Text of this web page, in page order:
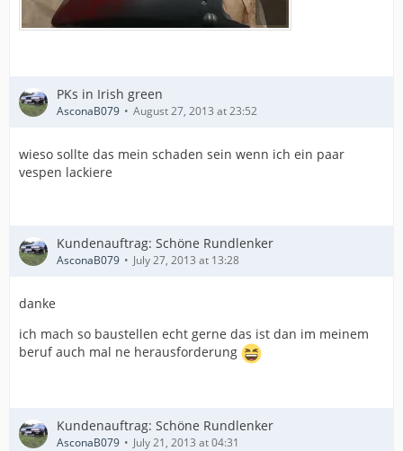
PKs in Irish green
AsconaB079 August 27, 2013 at 23:52
wieso sollte das mein schaden sein wenn ich ein paar
vespen lackiere
Kundenauftrag: Schöne Rundlenker
AsconaB079 July 27, 2013 at 13:28
danke
ich mach so baustellen echt gerne das ist dan im meinem
beruf auch mal ne herausforderung
Kundenauftrag: Schöne Rundlenker
AsconaB079 July 21, 2013 at 04:31